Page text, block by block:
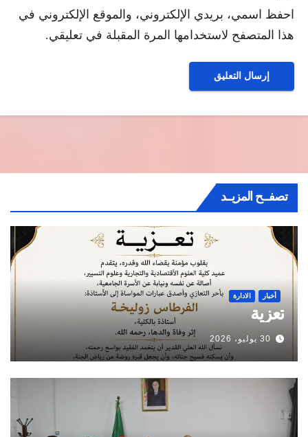
احفظ اسمي، بريدي الإلكتروني، والموقع الإلكتروني في
هذا المتصفح لاستخدامها المرة المقبلة في تعليقي.
تصفــح المزيــد
أخبار الادارة
تعزية
30 يوليو، 2026